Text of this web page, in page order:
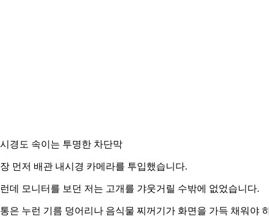
경도 속이는 투명한 차단막
먼저 배관 내시경 카메라를 투입했습니다.
데 모니터를 보던 저는 고개를 갸웃거릴 수밖에 없었습니다.
은 누런 기름 덩어리나 음식물 찌꺼기가 화면을 가득 채워야